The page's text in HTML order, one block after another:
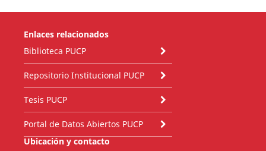
Enlaces relacionados
Biblioteca PUCP
Repositorio Institucional PUCP
Tesis PUCP
Portal de Datos Abiertos PUCP
Ubicación y contacto